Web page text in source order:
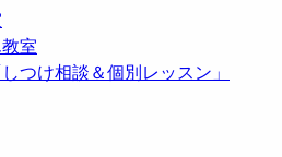
室
つけ相談＆個別レッスン」